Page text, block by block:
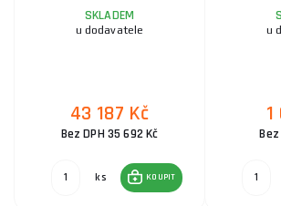
SKLADEM
u dodavatele
43 187 Kč
Bez DPH 35 692 Kč
ks KOUPIT
u
1
Bez